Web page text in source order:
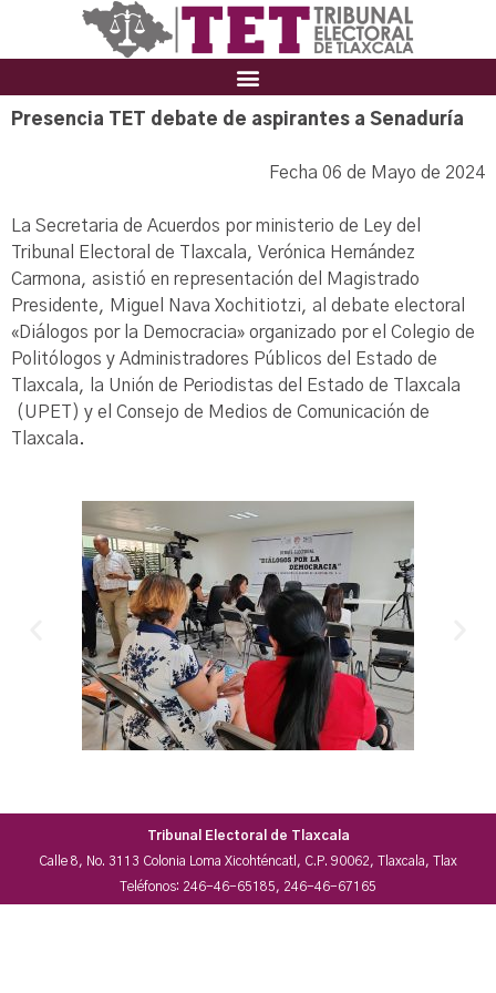
Presencia TET debate de aspirantes a Senaduría
Fecha 06 de Mayo de 2024
La Secretaria de Acuerdos por ministerio de Ley del
Tribunal Electoral de Tlaxcala, Verónica Hernández
Carmona, asistió en representación del Magistrado
Presidente, Miguel Nava Xochitiotzi, al debate electoral
«Diálogos por la Democracia» organizado por el Colegio de
Politólogos y Administradores Públicos del Estado de
Tlaxcala, la Unión de Periodistas del Estado de Tlaxcala
(UPET) y el Consejo de Medios de Comunicación de
Tlaxcala.
Tribunal Electoral de Tlaxcala
Calle 8, No. 3113 Colonia Loma Xicohténcatl, C.P. 90062, Tlaxcala, Tlax
Teléfonos: 246-46-65185, 246-46-67165